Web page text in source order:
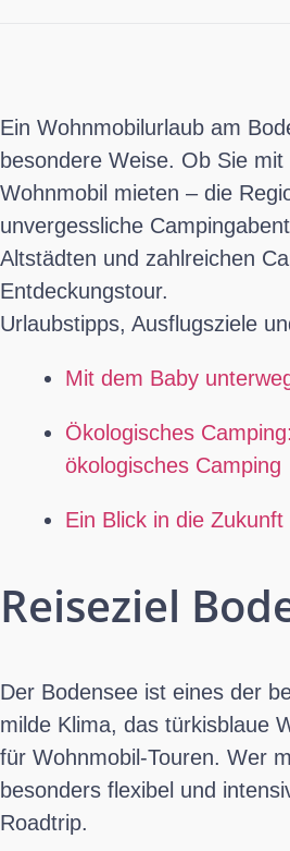
Ein Wohnmobilurlaub am
besondere Weise. Ob Sie
Wohnmobil mieten – die
unvergessliche
Altstädten und zahlreichen
Entdeckungstour.
Urlaubstipps, Ausflugsziele
Mit dem Baby
Ökologisches
ökologisches Camping
Ein Blick in die
Reiseziel
Der Bodensee ist eines der
milde Klima, das türkisblaue
für Wohnmobil-Touren. Wer
besonders flexibel und
Roadtrip.